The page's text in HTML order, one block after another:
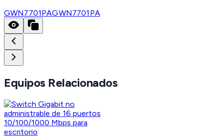
GWN7701PAGWN7701PA
Equipos Relacionados